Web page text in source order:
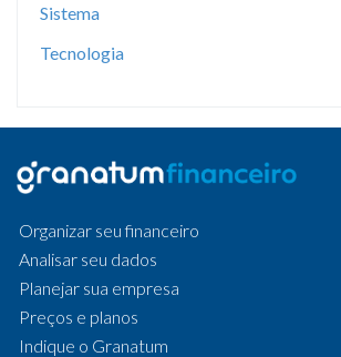
Sistema
Tecnologia
Organizar seu financeiro
Analisar seu dados
Planejar sua empresa
Preços e planos
Indique o Granatum